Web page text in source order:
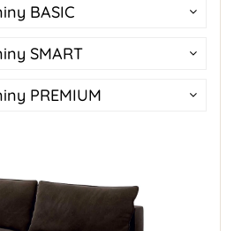
BASIC
SMART
PREMIUM